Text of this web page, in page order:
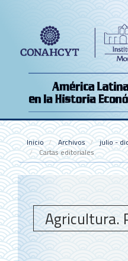
Contenido
principal
Barra
Inicio Archivos julio -
Cartas editoriales
Agricultura.